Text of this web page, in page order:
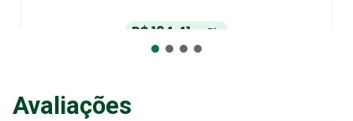
R$104,41no Pix
109,90em até
Adicionar ao Carrinho
Avaliações